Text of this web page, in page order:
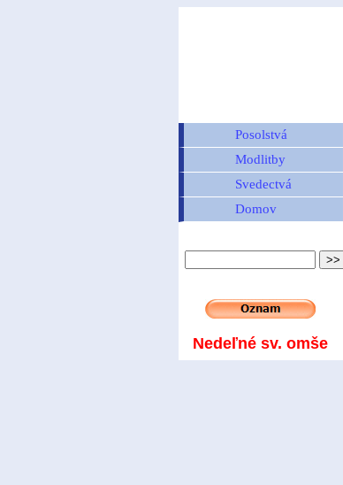
Posolstvá
Modlitby
Svedectvá
Domov
Nedeľné sv. omše